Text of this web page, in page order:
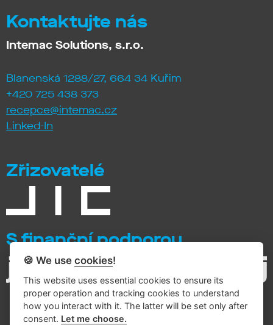
Kontaktujte nás
Intemac Solutions, s.r.o.
Blanenská 1288/27, 664 34 Kuřim
+420 725 438 373
recepce@intemac.cz
Linked-In
Zřizovatelé
S finanční podporou
🍪 We usecookies!
This website uses essential cookies to ensure its
proper operation and tracking cookies to understand
how you interact with it. The latter will be set only after
consent. Let me choose.